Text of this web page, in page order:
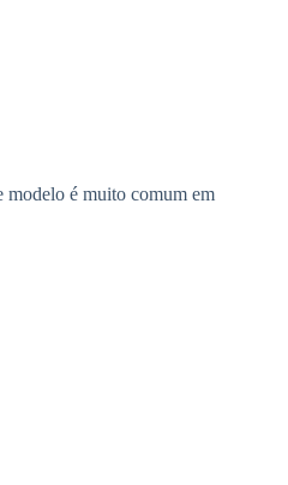
modelo é muito comum em